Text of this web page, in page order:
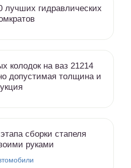
лучших гидравлических
колодок на ваз 21214
допустимая толщина и
сборки стапеля
руками